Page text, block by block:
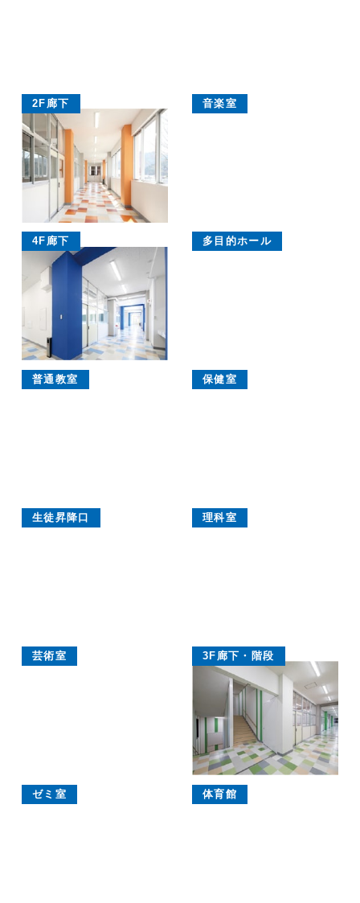
2F廊下 音楽室
4F廊下 多目的ホール
普通教室 保健室
生徒昇降口 理科室
芸術室 3F廊下・階段
ゼミ室 体育館